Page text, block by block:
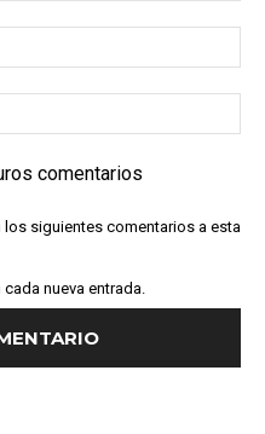
comentarios
siguientes comentarios a esta
nueva entrada.